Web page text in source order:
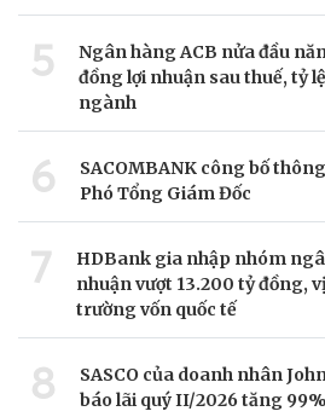
5
Ngân hàng ACB nửa đầu
đồng lợi nhuận sau thuế, tỷ
ngành
6
SACOMBANK công bố
Phó Tổng Giám Đốc
7
HDBank gia nhập nhóm
nhuận vượt 13.200 tỷ đồng,
trường vốn quốc tế
8
SASCO của doanh nhân
báo lãi quý II/2026 tăng 99%